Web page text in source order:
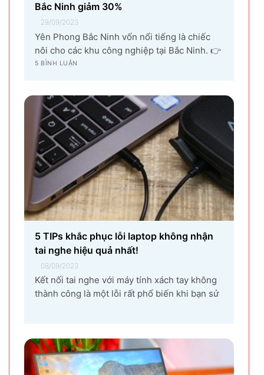
Bắc Ninh giảm 30%
29/09/2023
Yên Phong Bắc Ninh vốn nổi tiếng là chiếc
nôi cho các khu công nghiệp tại Bắc Ninh. 👉
Với sự góp mặt của tập đoàn SamSung đầu tư
nông nay trở thành...
5 BÌNH LUẬN
5 TIPs khắc phục lỗi laptop không nhận
tai nghe hiệu quả nhất!
08/09/2023
Kết nối tai nghe với máy tính xách tay không
thành công là một lỗi rất phổ biến khi bạn sử
máy tính...